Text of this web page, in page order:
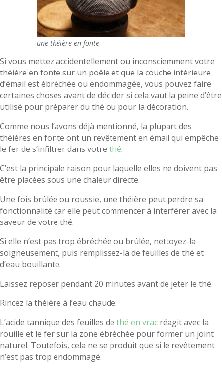
une théière en fonte
Si vous mettez accidentellement ou inconsciemment votre
théière en fonte sur un poêle et que la couche intérieure
d’émail est ébréchée ou endommagée, vous pouvez faire
certaines choses avant de décider si cela vaut la peine d’être
utilisé pour préparer du thé ou pour la décoration.
Comme nous l’avons déjà mentionné, la plupart des
théières en fonte ont un revêtement en émail qui empêche
le fer de s’infiltrer dans votre thé.
C’est la principale raison pour laquelle elles ne doivent pas
être placées sous une chaleur directe.
Une fois brûlée ou roussie, une théière peut perdre sa
fonctionnalité car elle peut commencer à interférer avec la
saveur de votre thé.
Si elle n’est pas trop ébréchée ou brûlée, nettoyez-la
soigneusement, puis remplissez-la de feuilles de thé et
d’eau bouillante.
Laissez reposer pendant 20 minutes avant de jeter le thé.
Rincez la théière à l’eau chaude.
L’acide tannique des feuilles de thé en vrac réagit avec la
rouille et le fer sur la zone ébréchée pour former un joint
naturel. Toutefois, cela ne se produit que si le revêtement
n’est pas trop endommagé.